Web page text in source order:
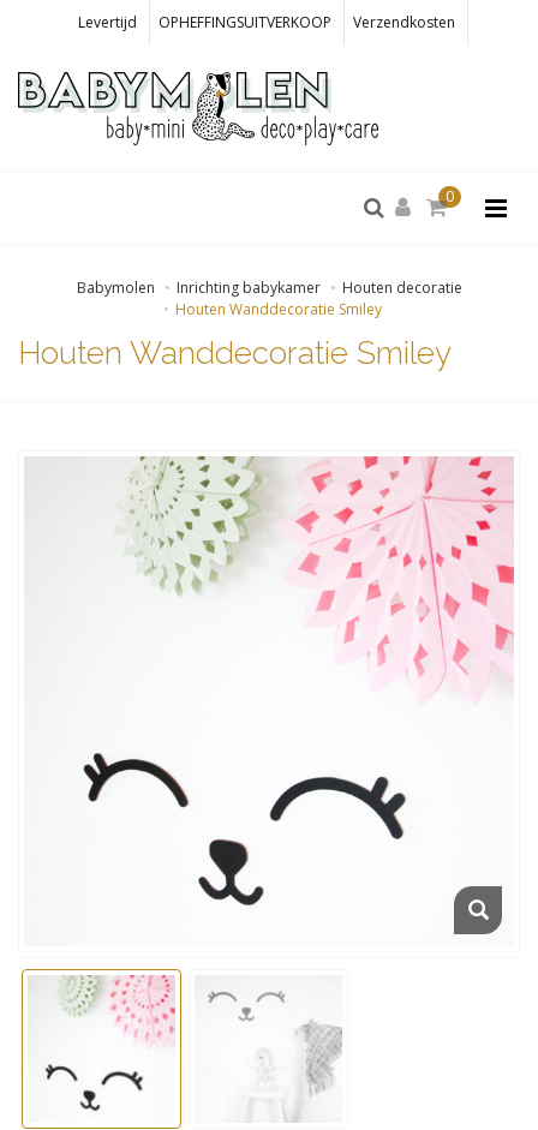
Levertijd OPHEFFINGSUITVERKOOP Verzendkosten
0
Babymolen Inrichting babykamer
Houten decoratie
Houten Wanddecoratie Smiley
Houten Wanddecoratie Smiley